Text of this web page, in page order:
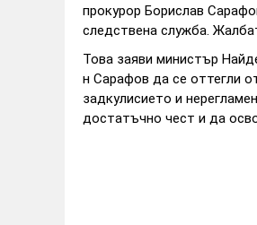
прокурор Борислав
следствена служба.
Това заяви министър
н Сарафов да се оттегли
задкулисието и
достатъчно чест и да